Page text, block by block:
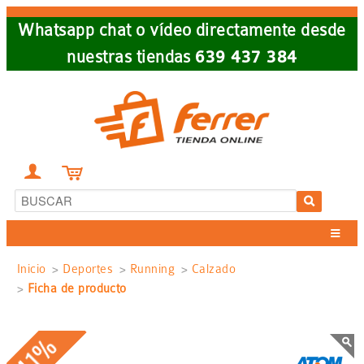
Skip
Whatsapp chat o vídeo directamente desde
nuestras tiendas 639 437 384
 
Sobrescribir
de
Inicio Deportes Running
Calzado
Ficha de producto